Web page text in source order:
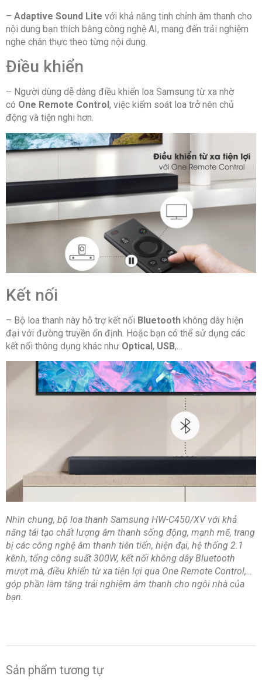
– Adaptive Sound Lite với khả năng tinh chỉnh âm thanh cho
nội dung bạn thích bằng công nghệ AI, mang đến trải nghiệm
nghe chân thực theo từng nội dung.
Điều khiển
– Người dùng dễ dàng điều khiển loa Samsung từ xa nhờ
có One Remote Control , việc kiểm soát loa trở nên chủ
động và tiện nghi hơn.
Kết nối
– Bộ loa thanh này hỗ trợ kết nối Bluetooth không dây hiện
đại với đường truyền ổn định. Hoặc bạn có thể sử dụng các
kết nối thông dụng khác như Optical, USB,…
Nhìn chung, bộ loa thanh Samsung HW-C450/XV với khả
năng tái tạo chất lượng âm thanh sống động, mạnh mẽ, trang
bị các công nghệ âm thanh tiên tiến, hiện đại, hệ thống 2.1
kênh, tổng công suất 300W, kết nối không dây Bluetooth
mượt mà, điều khiển từ xa tiện lợi qua One Remote Control,…
góp phần làm tăng trải nghiệm âm thanh cho ngôi nhà của
bạn.
Sản phẩm tương tự